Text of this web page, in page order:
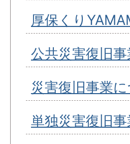
厚保くり
公共災害復旧
災害復旧事業
単独災害復旧